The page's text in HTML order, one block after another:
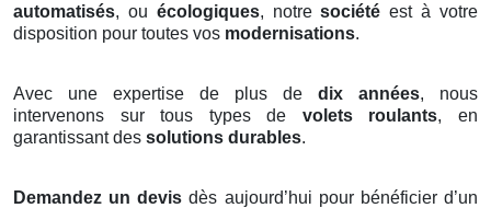
automatisés, ou écologiques, notresociété est à votre
disposition pour toutes vos modernisations.
Avec une expertise de plus de dix années, nous
intervenons sur tous types de volets roulants, en
garantissant des solutions durables.
Demandez un devis dès aujourd’hui pour bénéficier d’un